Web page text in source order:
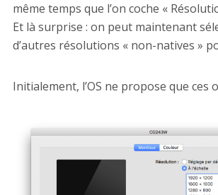
même temps que l’on coche «
Et là surprise : on peut maintenant
d’autres résolutions « non-natives »
Initialement, l’OS ne propose que ces